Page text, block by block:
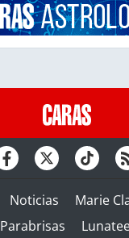
Noticias Marie
Parabrisas